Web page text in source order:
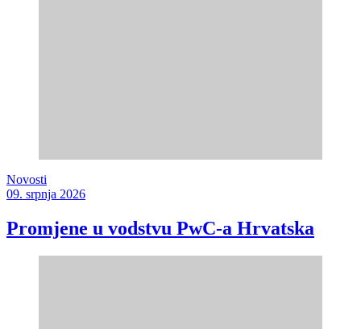
Novosti
09. srpnja 2026
Promjene u vodstvu PwC-a Hrvatska